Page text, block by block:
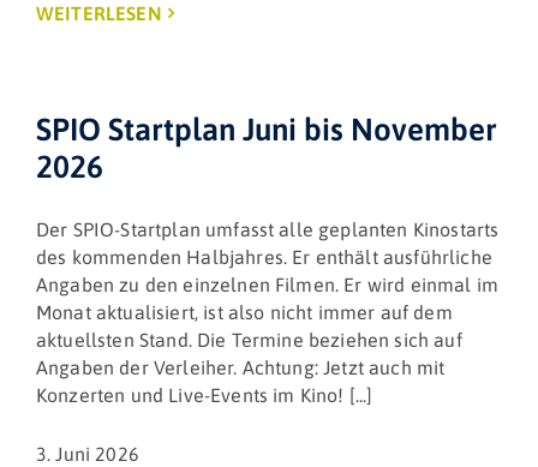
WEITERLESEN
SPIO Startplan Juni bis November
2026
Der SPIO-Startplan umfasst alle geplanten Kinostarts
des kommenden Halbjahres. Er enthält ausführliche
Angaben zu den einzelnen Filmen. Er wird einmal im
Monat aktualisiert, ist also nicht immer auf dem
aktuellsten Stand. Die Termine beziehen sich auf
Angaben der Verleiher. Achtung: Jetzt auch mit
Konzerten und Live-Events im Kino! [...]
3. Juni 2026